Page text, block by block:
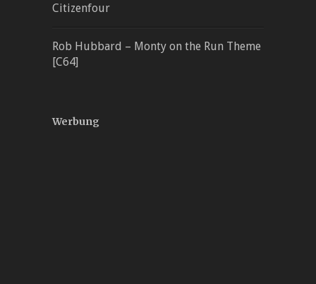
Citizenfour
Rob Hubbard – Monty on the Run Theme
[C64]
Werbung